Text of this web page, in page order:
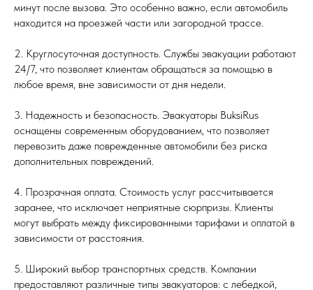
минут после вызова. Это особенно важно, если автомобиль
находится на проезжей части или загородной трассе.
2. Круглосуточная доступность. Службы эвакуации работают
24/7, что позволяет клиентам обращаться за помощью в
любое время, вне зависимости от дня недели.
3. Надежность и безопасность. Эвакуаторы BuksiRus
оснащены современным оборудованием, что позволяет
перевозить даже поврежденные автомобили без риска
дополнительных повреждений.
4. Прозрачная оплата. Стоимость услуг рассчитывается
заранее, что исключает неприятные сюрпризы. Клиенты
могут выбрать между фиксированными тарифами и оплатой в
зависимости от расстояния.
5. Широкий выбор транспортных средств. Компании
предоставляют различные типы эвакуаторов: с лебедкой,